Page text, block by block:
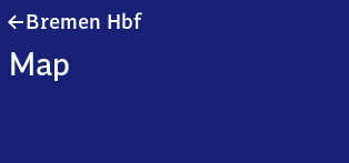
Bremen HbfBremen
Map